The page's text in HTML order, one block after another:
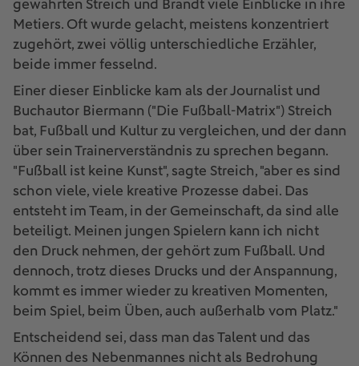
gewährten Streich und Brandt viele Einblicke in ihre
Metiers. Oft wurde gelacht, meistens konzentriert
zugehört, zwei völlig unterschiedliche Erzähler,
beide immer fesselnd.
Einer dieser Einblicke kam als der Journalist und
Buchautor Biermann ("Die Fußball-Matrix") Streich
bat, Fußball und Kultur zu vergleichen, und der dann
über sein Trainerverständnis zu sprechen begann.
"Fußball ist keine Kunst", sagte Streich, "aber es sind
schon viele, viele kreative Prozesse dabei. Das
entsteht im Team, in der Gemeinschaft, da sind alle
beteiligt. Meinen jungen Spielern kann ich nicht
den Druck nehmen, der gehört zum Fußball. Und
dennoch, trotz dieses Drucks und der Anspannung,
kommt es immer wieder zu kreativen Momenten,
beim Spiel, beim Üben, auch außerhalb vom Platz."
Entscheidend sei, dass man das Talent und das
Können des Nebenmannes nicht als Bedrohung